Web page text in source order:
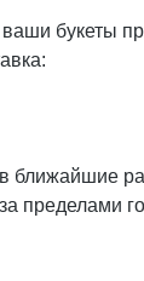
букеты
ближайшие
пределами